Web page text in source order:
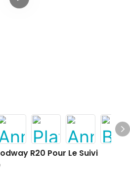
R20 Pour Le Suivi